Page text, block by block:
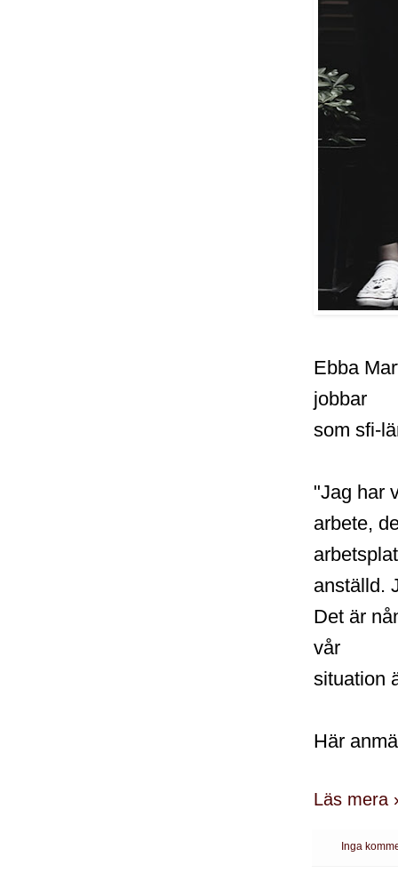
Ebba
jobbar
som sfi-
"Jag har
arbete,
anställd.
Det är
vår
situation
Här
Läs mera
Inga